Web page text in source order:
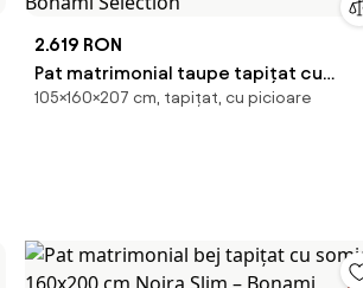
2.619 RON
Pat matrimonial taupe tapițat cu
somieră 160x200 cm Noira Slim –
105×160×207 cm, tapițat, cu picioare